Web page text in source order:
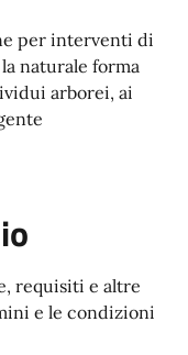
per interventi di
naturale forma
arborei, ai
requisiti e altre
e le condizioni